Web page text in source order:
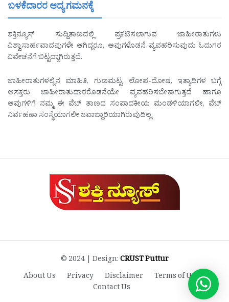
ಬಳಕೆದಾರರ ಆದ್ಯ ಗಮನಕ್ಕೆ
ಶಕ್ತಿನ್ಯೂಸ್ ಸುದ್ದಿತಾಣದಲ್ಲಿ ಪ್ರಕಟಿಸಲಾಗುವ ಜಾಹೀರಾತುಗಳು
ವಿಶ್ವಾಸಾರ್ಹವಾದವುಗಳೇ ಆಗಿದ್ದರೂ, ಅವುಗಳೊಡನೆ ವ್ಯವಹರಿಸುವುದು ಓದುಗರ
ವಿವೇಚನೆಗೆ ಬಿಟ್ಟದ್ದಾಗಿರುತ್ತದೆ.
ಜಾಹೀರಾತುಗಳಲ್ಲಿನ ಮಾಹಿತಿ, ಗುಣಮಟ್ಟ, ಲೋಪ-ದೋಷ, ಇತ್ಯಾದಿಗಳ ಬಗ್ಗೆ
ಆಸಕ್ತರು ಜಾಹೀರಾತುದಾರರೊಡನೆಯೇ ವ್ಯವಹರಿಸಬೇಕಾಗುತ್ತದೆ ಹಾಗೂ
ಅವುಗಳಿಗೆ ನಮ್ಮ ಈ ವೆಬ್ ತಾಣದ ಸಂಪಾದಕೀಯ ಮಂಡಳಿಯಾಗಲೀ, ವೆಬ್
ನಿರ್ವಹಣಾ ಸಂಸ್ಥೆಯಾಗಲೀ ಜವಾಬ್ದಾರಿಯಾಗಿರುವುದಿಲ್ಲ.
© 2024 | Design:CRUST Puttur
About Us
Privacy Disclaimer
Terms of Use
Contact Us